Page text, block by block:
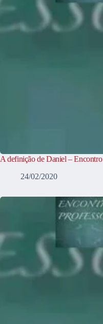
A definição de Daniel – Encontro
24/02/2020